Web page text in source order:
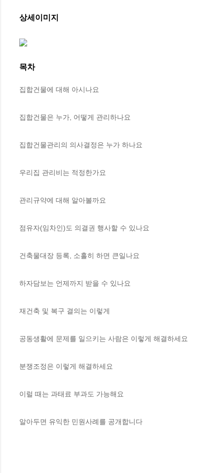
상세이미지
목차
집합건물에 대해 아시나요
집합건물은 누가, 어떻게 관리하나요
집합건물관리의 의사결정은 누가 하나요
우리집 관리비는 적정한가요
관리규약에 대해 알아볼까요
점유자(임차인)도 의결권 행사할 수 있나요
건축물대장 등록, 소홀히 하면 큰일나요
하자담보는 언제까지 받을 수 있나요
재건축 및 복구 결의는 이렇게
공동생활에 문제를 일으키는 사람은 이렇게 해결하세요
분쟁조정은 이렇게 해결하세요
이럴 때는 과태료 부과도 가능해요
알아두면 유익한 민원사례를 공개합니다